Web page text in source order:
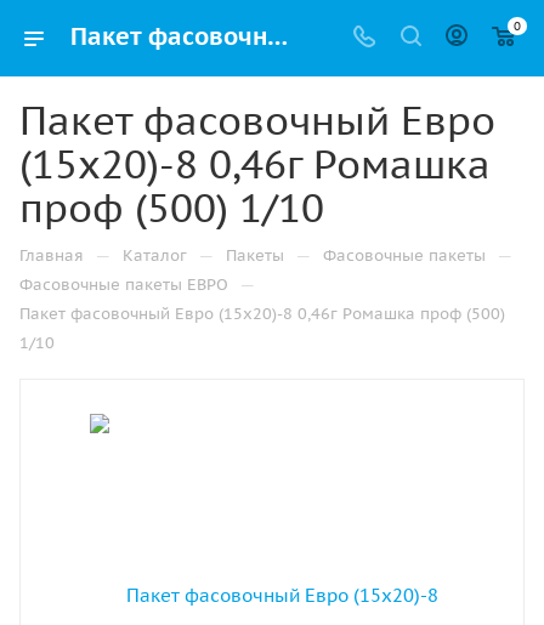
Пакет фасовочный Евро (15х20)-8 0,46г Ромашка проф (500) 1/10 купить в Казани с доставкой оптом и в розницу 0
Пакет фасовочный Евро
(15х20)-8 0,46г Ромашка
проф (500) 1/10
Главная — Каталог — Пакеты — Фасовочные пакеты —
Фасовочные пакеты ЕВРО —
Пакет фасовочный Евро (15х20)-8 0,46г Ромашка проф (500)
1/10